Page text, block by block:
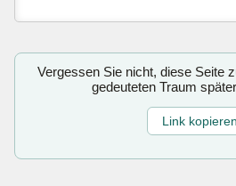
Vergessen Sie nicht, diese Seite
gedeuteten Traum
Link kopieren